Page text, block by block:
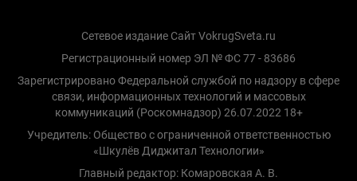
Сетевое издание Сайт VokrugSveta.ru
Регистрационный номер ЭЛ № ФС 77 - 83686
Зарегистрировано Федеральной службой по надзору в сфере
связи, информационных технологий и массовых
коммуникаций (Роскомнадзор) 26.07.2022 18+
Учредитель: Общество с ограниченной ответственностью
«Шкулёв Диджитал Технологии»
Главный редактор: Комаровская А. В.